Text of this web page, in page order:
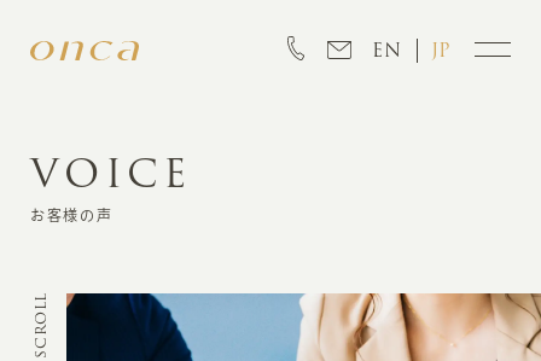
EN JP
INFORMATION
CREATION
VOICE
お客様の声
SCROLL